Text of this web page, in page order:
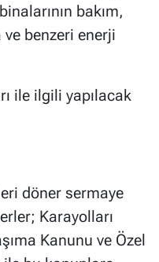
bakım,
ve benzeri enerji
ile ilgili yapılacak
döner sermaye
Karayolları
Kanunu ve Özel